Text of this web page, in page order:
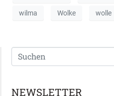
wilma Wolke wolle
NEWSLETTER